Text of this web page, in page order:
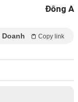
Đông A
Copy link